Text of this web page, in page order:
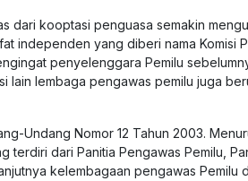
dari kooptasi penguasa semakin
independen yang diberi nama Komisi
penyelenggara Pemilu
lain lembaga pengawas pemilu juga
Undang Nomor 12 Tahun 2003.
dari Panitia Pengawas Pemilu,
kelembagaan pengawas Pemilu